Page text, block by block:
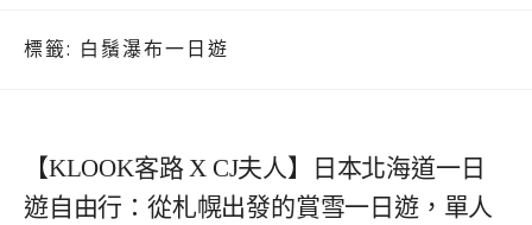
標籤: 白鬚瀑布一日遊
【KLOOK客路 X CJ夫人】日本北海道一日
遊自由行：從札幌出發的賞雪一日遊，單人